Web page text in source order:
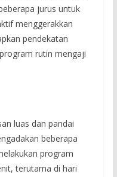
jurus untuk
menggerakkan
pendekatan
rutin mengaji
luas dan pandai
beberapa
program
terutama di hari